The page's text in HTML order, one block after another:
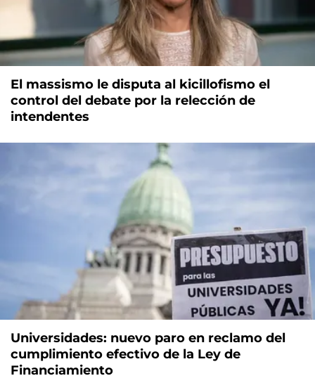
El massismo le disputa al kicillofismo el
control del debate por la relección de
intendentes
Universidades: nuevo paro en reclamo del
cumplimiento efectivo de la Ley de
Financiamiento